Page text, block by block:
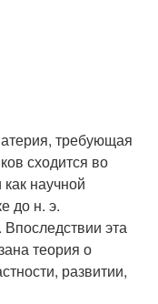
требующая
сходится во
научной
до н. э.
эта
теория о
развитии,